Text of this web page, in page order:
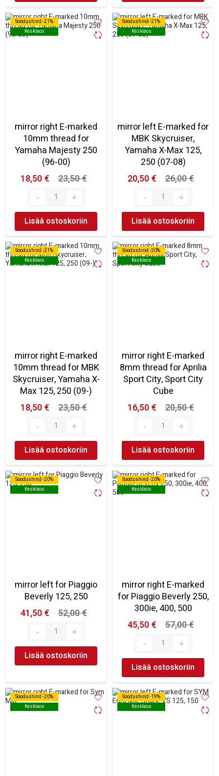
Soodushind -21%
Kesklaos
Soodushind -21%
Kesklaos
mirror right E-marked
10mm thread for
Yamaha Majesty 250
(96-00)
18,50 €
23,50 €
Lisää ostoskoriin
Soodushind -21%
Kesklaos
Soodushind -21%
Kesklaos
mirror left E-marked for
MBK Skycruiser,
Yamaha X-Max 125,
250 (07-08)
20,50 €
26,00 €
Lisää ostoskoriin
Soodushind -21%
Kesklaos
Soodushind -21%
Kesklaos
mirror right E-marked
10mm thread for MBK
Skycruiser, Yamaha X-
Max 125, 250 (09-)
18,50 €
23,50 €
Lisää ostoskoriin
Soodushind -20%
Kesklaos
Soodushind -20%
Kesklaos
mirror right E-marked
8mm thread for Aprilia
Sport City, Sport City
Cube
16,50 €
20,50 €
Lisää ostoskoriin
Soodushind -20%
Kesklaos
Soodushind -20%
Kesklaos
mirror left for Piaggio
Beverly 125, 250
41,50 €
52,00 €
Lisää ostoskoriin
Soodushind -20%
Kesklaos
Soodushind -20%
Kesklaos
mirror right E-marked
for Piaggio Beverly 250,
300ie, 400, 500
45,50 €
57,00 €
Lisää ostoskoriin
Soodushind -20%
Kesklaos
Soodushind -20%
Kesklaos
Soodushind -19%
Kesklaos
Soodushind -19%
Kesklaos